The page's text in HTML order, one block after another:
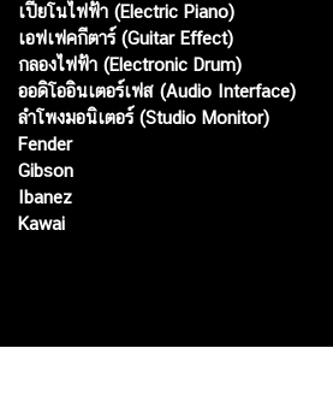
เปียโนไฟฟ้า (Electric Piano)
เอฟเฟคกีตาร์ (Guitar Effect)
กลองไฟฟ้า (Electronic Drum)
ออดิโออินเตอร์เฟส (Audio Interface)
ลำโพงมอนิเตอร์ (Studio Monitor)
Fender
Gibson
Ibanez
Kawai